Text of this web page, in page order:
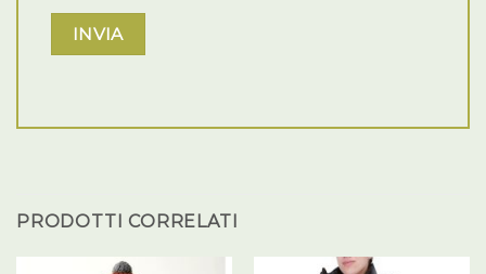
PRODOTTI CORRELATI